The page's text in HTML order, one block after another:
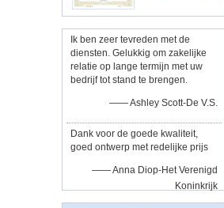
Ik ben zeer tevreden met de
diensten. Gelukkig om zakelijke
relatie op lange termijn met uw
bedrijf tot stand te brengen.
—— Ashley Scott-De V.S.
Dank voor de goede kwaliteit,
goed ontwerp met redelijke prijs
—— Anna Diop-Het Verenigd
Koninkrijk